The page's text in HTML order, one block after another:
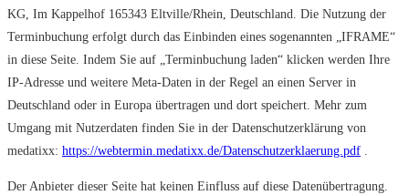
KG, Im Kappelhof 165343 Eltville/Rhein, Deutschland. Die Nutzung der
Terminbuchung erfolgt durch das Einbinden eines sogenannten „IFRAME“
in diese Seite. Indem Sie auf „Terminbuchung laden“ klicken werden Ihre
IP-Adresse und weitere Meta-Daten in der Regel an einen Server in
Deutschland oder in Europa übertragen und dort speichert. Mehr zum
Umgang mit Nutzerdaten finden Sie in der Datenschutzerklärung von
medatixx: https://webtermin.medatixx.de/Datenschutzerklaerung.pdf .
Der Anbieter dieser Seite hat keinen Einfluss auf diese Datenübertragung.